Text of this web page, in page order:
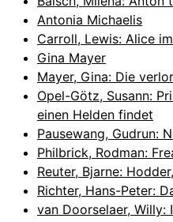
Antonia Michaelis
Carroll, Lewis: Alice
Gina Mayer
Mayer, Gina: Die
Opel-Götz, Susann:
einen Helden findet
Pausewang, Gudrun:
Philbrick, Rodman:
Reuter, Bjarne:
Richter, Hans-Peter:
van Doorselaer, Willy: